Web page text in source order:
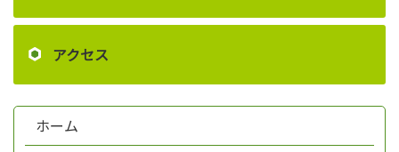
アクセス
ホーム